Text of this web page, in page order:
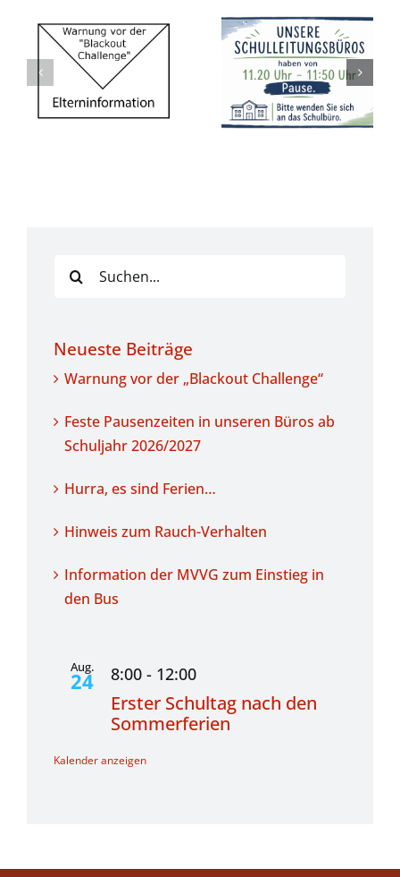
Warnung vor
der „Blackout
Challenge“
Feste
Pausenzeiten
in unseren
Büros ab
Schuljahr
2026/2027
nach:
Neueste Beiträge
Warnung vor der „Blackout Challenge“
Feste Pausenzeiten in unseren Büros ab
Schuljahr 2026/2027
Hurra, es sind Ferien…
Hinweis zum Rauch-Verhalten
Information der MVVG zum Einstieg in
den Bus
Aug.
24 8:00 - 12:00
Erster Schultag nach den
Sommerferien
Kalender anzeigen